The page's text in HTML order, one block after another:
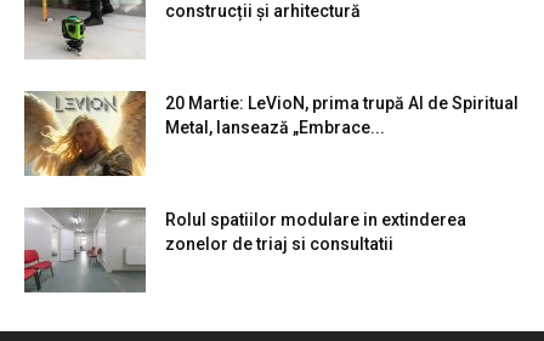
construcții și arhitectură
20 Martie: LeVioN, prima trupă AI de Spiritual
Metal, lansează „Embrace...
Rolul spatiilor modulare in extinderea
zonelor de triaj si consultatii